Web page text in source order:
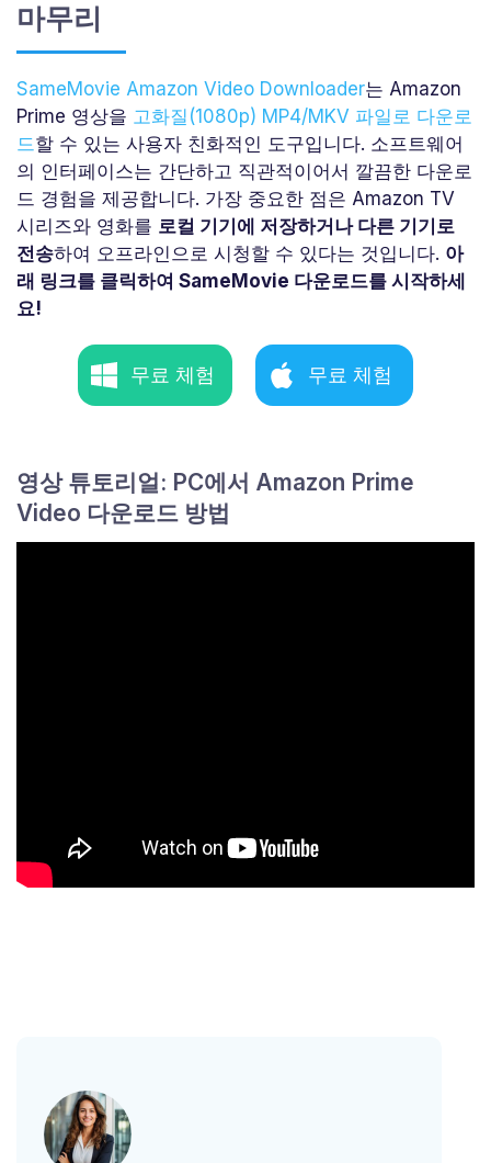
마무리
SameMovie Amazon Video Downloader는 Amazon
Prime 영상을 고화질(1080p) MP4/MKV 파일로 다운로
드할 수 있는 사용자 친화적인 도구입니다. 소프트웨어
의 인터페이스는 간단하고 직관적이어서 깔끔한 다운로
드 경험을 제공합니다. 가장 중요한 점은 Amazon TV
시리즈와 영화를 로컬 기기에 저장하거나 다른 기기로
전송하여 오프라인으로 시청할 수 있다는 것입니다. 아
래 링크를 클릭하여 SameMovie 다운로드를 시작하세
요!
무료 체험 무료 체험
영상 튜토리얼: PC에서 Amazon Prime
Video 다운로드 방법